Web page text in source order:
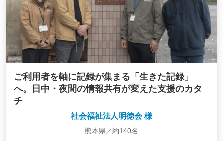
ご利用者を軸に記録が集まる「生きた記録」
へ。日中・夜間の情報共有が変えた支援のカタ
チ
社会福祉法人明徳会 様
熊本県／約140名